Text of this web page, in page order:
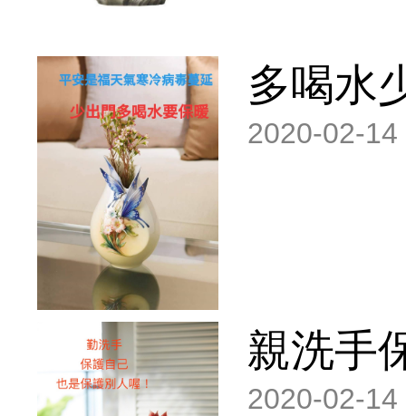
多喝水
2020-02-14
親洗手
2020-02-14